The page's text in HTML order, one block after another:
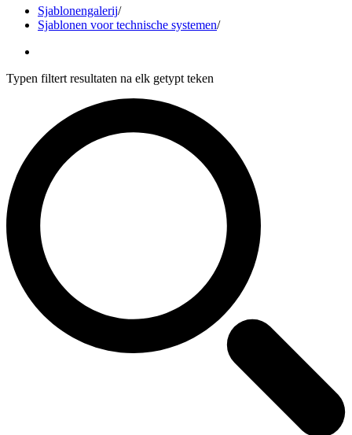
Sjablonengalerij/
Sjablonen voor technische systemen/
Typen filtert resultaten na elk getypt teken